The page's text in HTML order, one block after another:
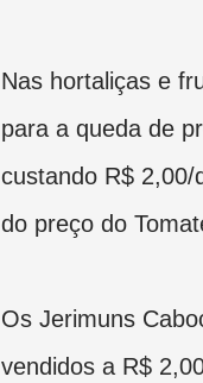
Nas hortaliças e
para a queda de
custando R$ 2,00/
do preço do
Os Jerimuns
vendidos a R$